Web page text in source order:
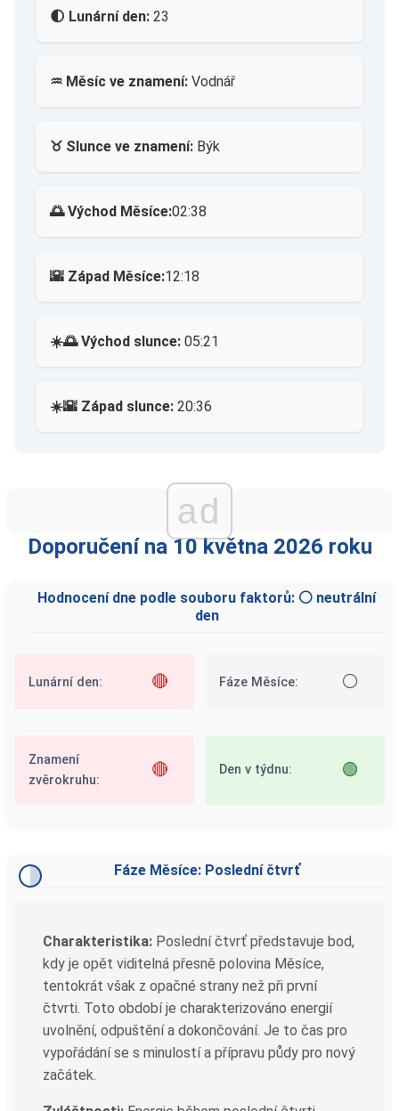
🌓 Lunární den: 23
♒ Měsíc ve znamení: Vodnář
♉ Slunce ve znamení: Býk
🌅 Východ Měsíce:02:38
🌇 Západ Měsíce:12:18
☀️🌅 Východ slunce: 05:21
☀️🌇 Západ slunce: 20:36
ad
Doporučení na 10 května 2026 roku
Hodnocení dne podle souboru faktorů: ⚪ neutrální
den
Lunární den: 🔴 Fáze Měsíce: ⚪
Znamení
zvěrokruhu:
🔴 Den v týdnu: 🟢
Fáze Měsíce: Poslední čtvrť
Charakteristika: Poslední čtvrť představuje bod,
kdy je opět viditelná přesně polovina Měsíce,
tentokrát však z opačné strany než při první
čtvrti. Toto období je charakterizováno energií
uvolnění, odpuštění a dokončování. Je to čas pro
vypořádání se s minulostí a přípravu půdy pro nový
začátek.